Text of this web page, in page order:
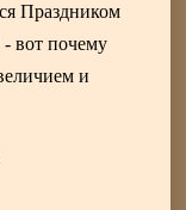
Праздником
- вот почему
и